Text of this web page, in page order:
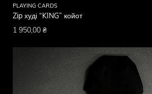
PLAYING CARDS
Zip худі “KING” койот
1 950,00 ₴